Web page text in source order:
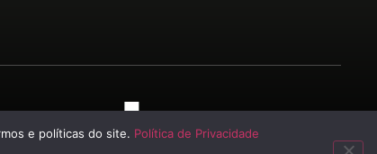
e políticas do site. Política de Privacidade